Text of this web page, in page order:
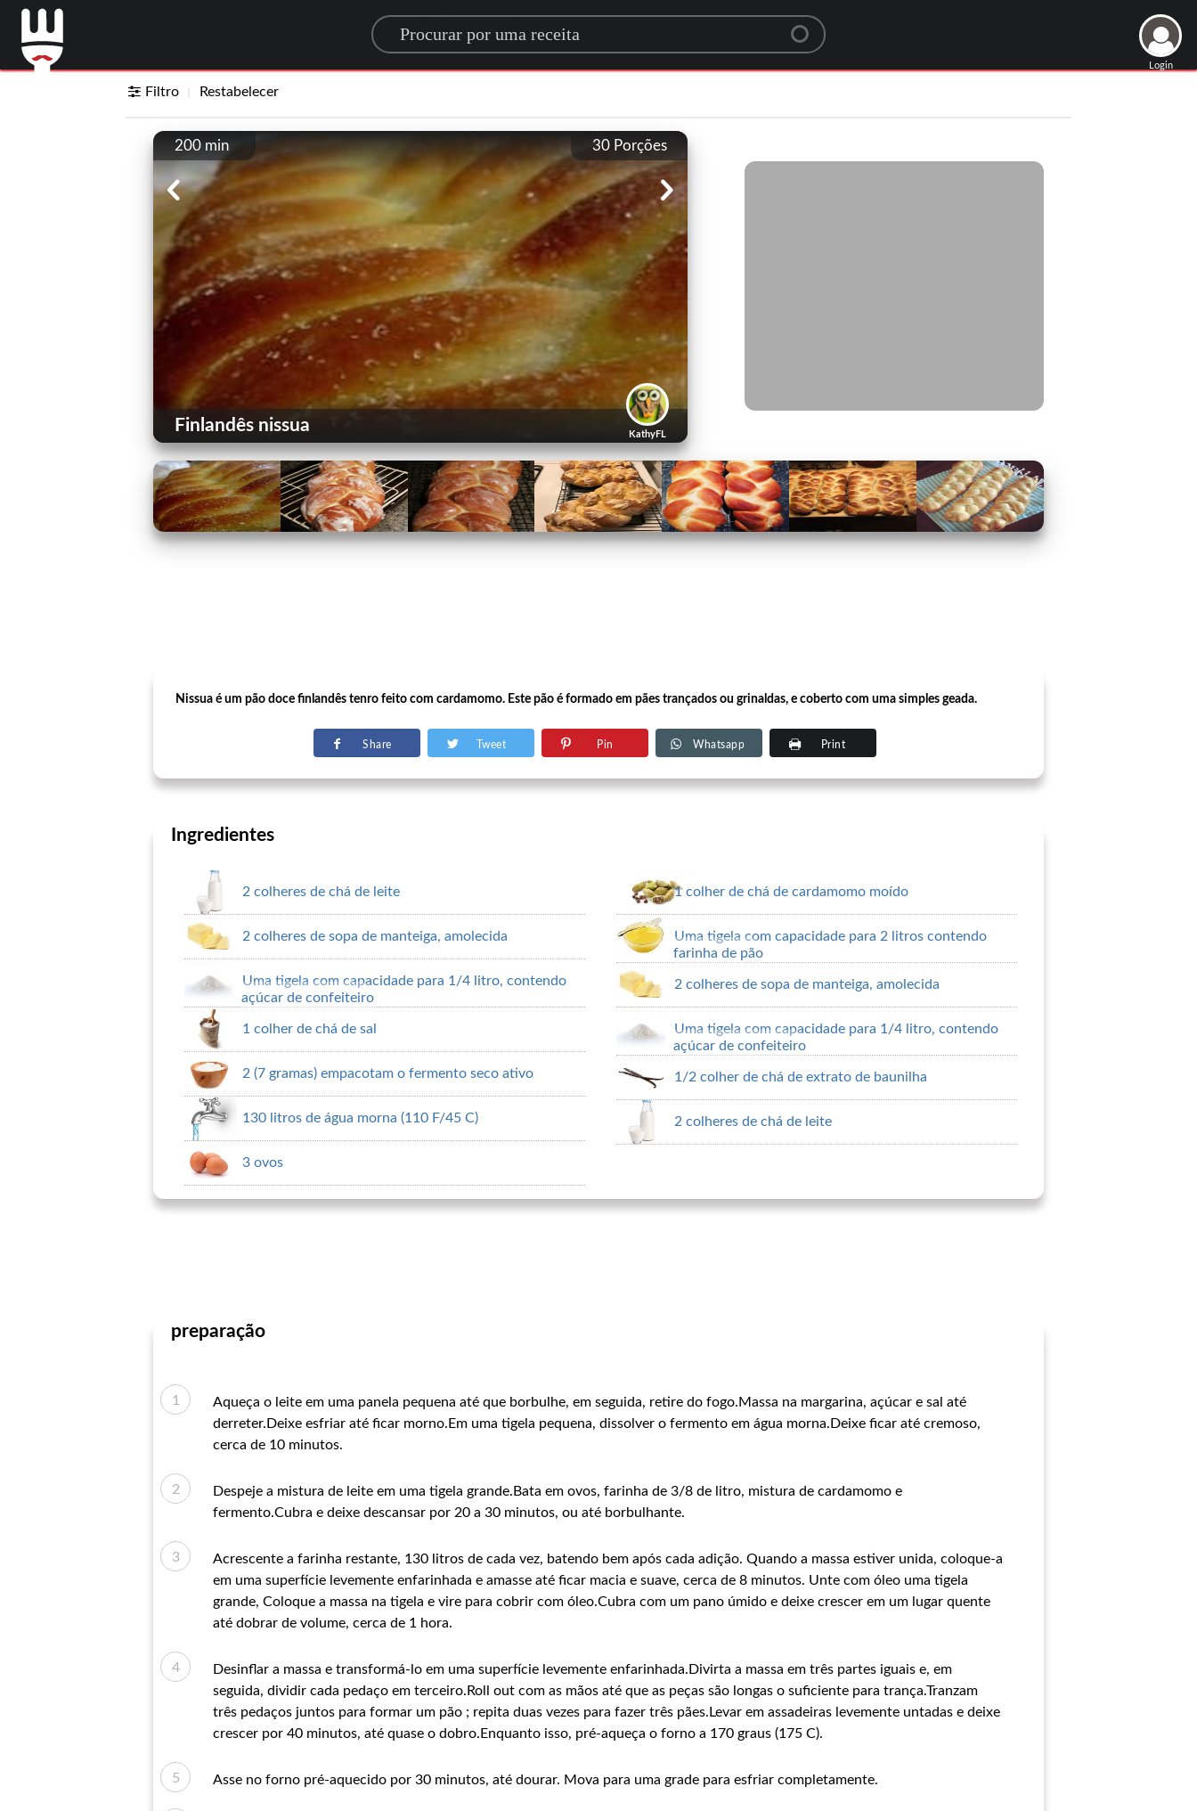
Search for a recipe
Login
Filtro Restabelecer
30 Porções
200 min
KathyFL
Finlandês nissua
Nissua é um pão doce finlandês tenro feito com cardamomo. Este pão é formado em pães trançados ou grinaldas, e coberto com uma simples geada.
Share Tweet Pin Whatsapp Print
Ingredientes
2 colheres de chá de leite
2 colheres de sopa de manteiga, amolecida
Uma tigela com capacidade para 1/4 litro, contendo
açúcar de confeiteiro
1 colher de chá de sal
2 (7 gramas) empacotam o fermento seco ativo
130 litros de água morna (110 F/45 C)
3 ovos
1 colher de chá de cardamomo moído
Uma tigela com capacidade para 2 litros contendo
farinha de pão
2 colheres de sopa de manteiga, amolecida
Uma tigela com capacidade para 1/4 litro, contendo
açúcar de confeiteiro
1/2 colher de chá de extrato de baunilha
2 colheres de chá de leite
preparação
Aqueça o leite em uma panela pequena até que borbulhe, em seguida, retire do fogo.Massa na margarina, açúcar e sal até
derreter.Deixe esfriar até ficar morno.Em uma tigela pequena, dissolver o fermento em água morna.Deixe ficar até cremoso,
cerca de 10 minutos.
Despeje a mistura de leite em uma tigela grande.Bata em ovos, farinha de 3/8 de litro, mistura de cardamomo e
fermento.Cubra e deixe descansar por 20 a 30 minutos, ou até borbulhante.
Acrescente a farinha restante, 130 litros de cada vez, batendo bem após cada adição. Quando a massa estiver unida, coloque-a
em uma superfície levemente enfarinhada e amasse até ficar macia e suave, cerca de 8 minutos. Unte com óleo uma tigela
grande, Coloque a massa na tigela e vire para cobrir com óleo.Cubra com um pano úmido e deixe crescer em um lugar quente
até dobrar de volume, cerca de 1 hora.
Desinflar a massa e transformá-lo em uma superfície levemente enfarinhada.Divirta a massa em três partes iguais e, em
seguida, dividir cada pedaço em terceiro.Roll out com as mãos até que as peças são longas o suficiente para trança.Tranzam
três pedaços juntos para formar um pão ; repita duas vezes para fazer três pães.Levar em assadeiras levemente untadas e deixe
crescer por 40 minutos, até quase o dobro.Enquanto isso, pré-aqueça o forno a 170 graus (175 C).
Asse no forno pré-aquecido por 30 minutos, até dourar. Mova para uma grade para esfriar completamente.